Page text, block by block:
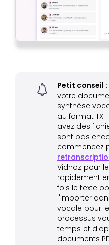
Petit conseil :
votre
synthèse
au format
avez des
sont pas
commencez
Vidnoz pour
rapidement
fois le texte
l'importer
vocale pour
processus
temps et
documents